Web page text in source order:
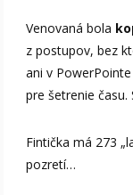
Venovaná bola
z postupov, bez
ani v
pre šetrenie
Fintička má 273
pozretí…